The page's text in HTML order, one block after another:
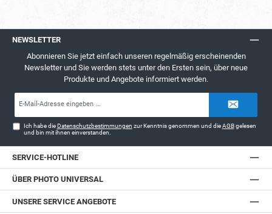
NEWSLETTER
Abonnieren Sie jetzt einfach unseren regelmäßig erscheinenden
Newsletter und Sie werden stets unter den Ersten sein, über neue
Produkte und Angebote informiert werden.
Ich habe dieDatenschutzbestimmungen zur Kenntnis genommen und dieAGBgelesen
und bin mit ihnen einverstanden.
SERVICE-HOTLINE
ÜBER PHOTO UNIVERSAL
UNSERE SERVICE ANGEBOTE